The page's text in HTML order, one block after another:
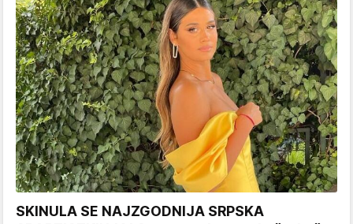
SKINULA SE NAJZGODNIJA SRPSKA